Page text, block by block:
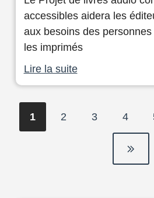
accessibles aidera les
aux besoins des
les imprimés
Lire la suite
Page
courante
1 Page
2 Page
3 Page
4
page